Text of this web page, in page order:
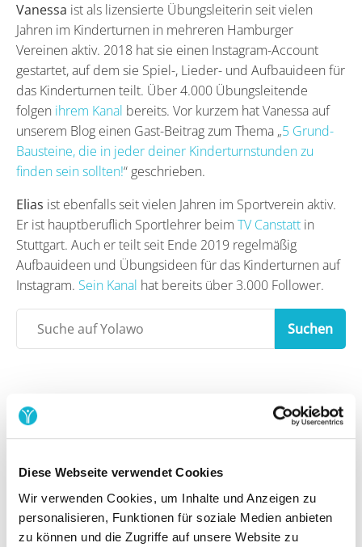
Diese Webseite verwendet Cookies
Wir verwenden Cookies, um Inhalte und Anzeigen zu
personalisieren, Funktionen für soziale Medien anbieten
zu können und die Zugriffe auf unsere Website zu
Vanessa ist als lizensierte Übungsleiterin seit vielen
Jahren im Kinderturnen in mehreren Hamburger
Vereinen aktiv. 2018 hat sie einen Instagram-Account
gestartet, auf dem sie Spiel-, Lieder- und Aufbauideen für
das Kinderturnen teilt. Über 4.000 Übungsleitende
folgen ihrem Kanal bereits. Vor kurzem hat Vanessa auf
unserem Blog einen Gast-Beitrag zum Thema „5 Grund-
Bausteine, die in jeder deiner Kinderturnstunden zu
finden sein sollten!“ geschrieben.
Elias ist ebenfalls seit vielen Jahren im Sportverein aktiv.
Er ist hauptberuflich Sportlehrer beim TV Canstatt in
Stuttgart. Auch er teilt seit Ende 2019 regelmäßig
Aufbauideen und Übungsideen für das Kinderturnen auf
Instagram. Sein Kanal hat bereits über 3.000 Follower.
Suchen
Kategorien
Marketing